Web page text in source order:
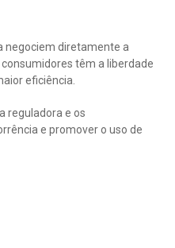
negociem diretamente a
têm a liberdade
eficiência.
reguladora e os
e promover o uso de